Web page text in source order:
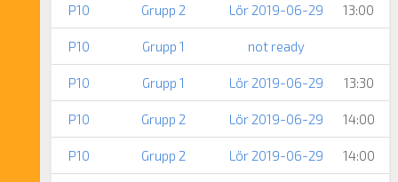
P10 Grupp 2 Lör 2019-06-29 13:00
P10 Grupp 1 not ready
P10 Grupp 1 Lör 2019-06-29 13:30
P10 Grupp 2 Lör 2019-06-29 14:00
P10 Grupp 2 Lör 2019-06-29 14:00